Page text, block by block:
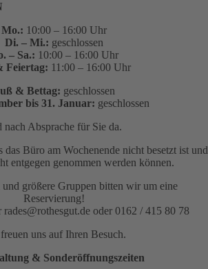
Mo.: 10:00 – 16:00 Uhr
Di. – Mi.: geschlossen
– Sa.: 10:00 – 16:00 Uhr
Feiertag: 11:00 – 16:00 Uhr
& Bettag: geschlossen
bis 31. Januar: geschlossen
nach Absprache für Sie da.
das Büro am Wochenende nicht besetzt ist und
entgegen genommen werden können.
und größere Gruppen bitten wir um eine
Reservierung!
rades@rothesgut.de oder 0162 / 415 80 78
uns auf Ihren Besuch.
& Sonderöffnungszeiten